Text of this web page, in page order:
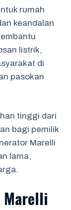
rumah
keandalan
listrik,
di
pasokan
tinggi dari
bagi pemilik
Marelli
lama,
Marelli